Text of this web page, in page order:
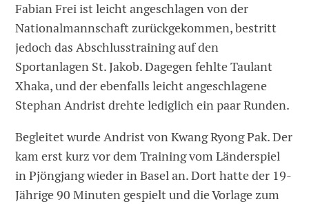
Fabian Frei ist leicht angeschlagen von der
Nationalmannschaft zurückgekommen, bestritt
jedoch das Abschlusstraining auf den
Sportanlagen St. Jakob. Dagegen fehlte Taulant
Xhaka, und der ebenfalls leicht angeschlagene
Stephan Andrist drehte lediglich ein paar Runden.
Begleitet wurde Andrist von Kwang Ryong Pak. Der
kam erst kurz vor dem Training vom Länderspiel
in Pjöngjang wieder in Basel an. Dort hatte der 19-
Jährige 90 Minuten gespielt und die Vorlage zum